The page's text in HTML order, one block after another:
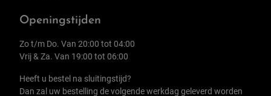
Openingstijden
Zo t/m Do. Van 20:00 tot 04:00
Vrij & Za. Van 19:00 tot 06:00
Heeft u bestel na sluitingstijd?
Dan zal uw bestelling de volgende werkdag geleverd worden